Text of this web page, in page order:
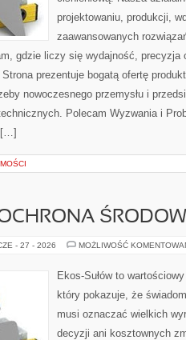
projektowaniu, produkcji,
zaawansowanych
gdzie liczy się wydajność, precyzja
prezentuje bogatą ofertę
nowoczesnego przemysłu i
Polecam Wyzwania i
[…]
- 27 - 2026 MOŻLIWOŚĆ
Ekos-Sułów to
który pokazuje, że
musi oznaczać wielkich
decyzji ani kosztownych